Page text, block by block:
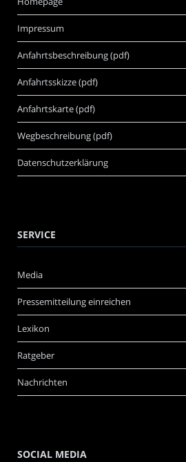
Impressum
Anfahrtsbeschreibung (pdf)
Anfahrtsskizze (pdf)
Anfahrtskarte (pdf)
Wegbeschreibung (pdf)
Datenschutzerklärung
SERVICE
Media
Pressemitteilung einreichen
Lexikon
Ratgeber
Nachrichten
SOCIAL MEDIA